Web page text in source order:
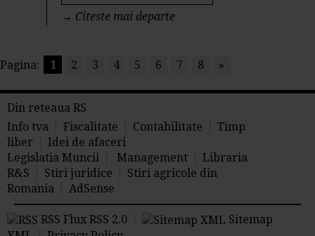
→ Citeste mai departe
Pagina: 1 2 3 4 5 6 7 8 »
Din reteaua RS
Info tva
Fiscalitate Contabilitate
Timp
liber
Idei de afaceri
Legislatia Muncii
Management
Libraria
R&S
Stiri juridice
Stiri agricole din
Romania
AdSense
RSS Flux RSS 2.0
Sitemap